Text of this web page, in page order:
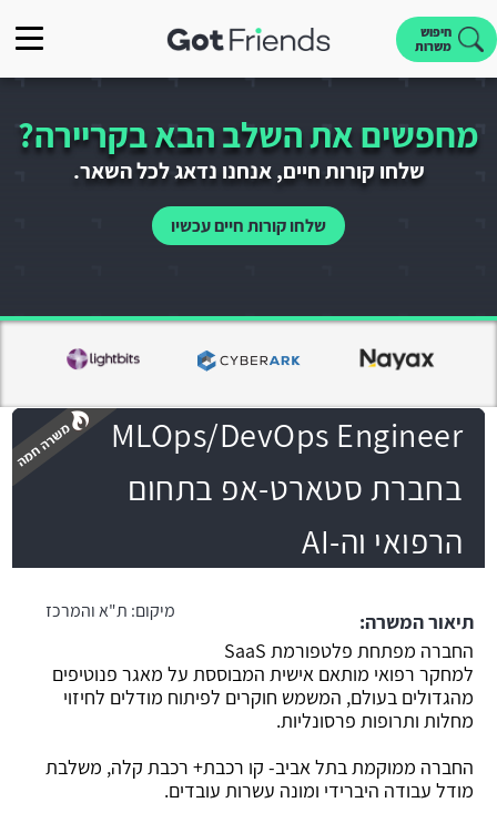
חיפוש
משרות
מחפשים את השלב הבא בקריירה?
שלחו קורות חיים, אנחנו נדאג לכל השאר.
שלחו קורות חיים עכשיו
MLOps/DevOps Engineer
בחברת סטארט-אפ בתחום
הרפואי וה-AI
מיקום: ת"א והמרכז
תיאור המשרה:
החברה מפתחת פלטפורמת SaaS
למחקר רפואי מותאם אישית המבוססת על מאגר פנוטיפים
מהגדולים בעולם, המשמש חוקרים לפיתוח מודלים לחיזוי
מחלות ותרופות פרסונליות.
החברה ממוקמת בתל אביב- קו רכבת+ רכבת קלה, משלבת
מודל עבודה היברידי ומונה עשרות עובדים.